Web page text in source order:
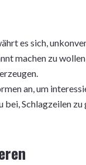
es sich,
machen zu
an, um
Schlagzeilen zu